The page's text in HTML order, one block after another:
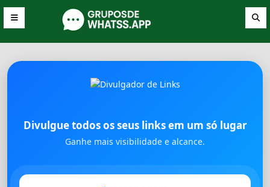
Divulgue todos os seus links em um só lugar
Ganhe mais visibilidade e alcance.